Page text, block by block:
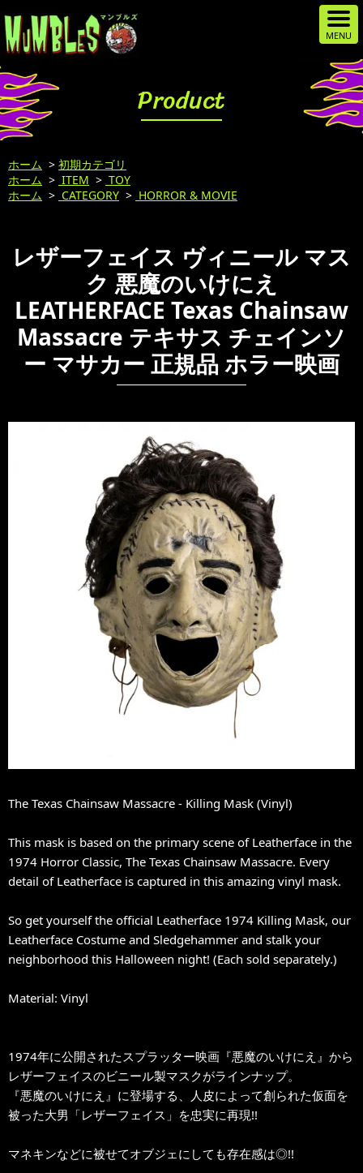
Product
ホーム > 初期カテゴリ
ホーム > ITEM > TOY
ホーム > CATEGORY > HORROR & MOVIE
レザーフェイス ヴィニール マス
ク 悪魔のいけにえ
LEATHERFACE Texas Chainsaw
Massacre テキサス チェインソ
ー マサカー 正規品 ホラー映画
The Texas Chainsaw Massacre - Killing Mask (Vinyl)
This mask is based on the primary scene of Leatherface in the
1974 Horror Classic, The Texas Chainsaw Massacre. Every
detail of Leatherface is captured in this amazing vinyl mask.
So get yourself the official Leatherface 1974 Killing Mask, our
Leatherface Costume and Sledgehammer and stalk your
neighborhood this Halloween night! (Each sold separately.)
Material: Vinyl
1974年に公開されたスプラッター映画『悪魔のいけにえ』から
レザーフェイスのビニール製マスクがラインナップ。
『悪魔のいけにえ』に登場する、人皮によって創られた仮面を
被った大男「レザーフェイス」を忠実に再現!!
マネキンなどに被せてオブジェにしても存在感は◎!!